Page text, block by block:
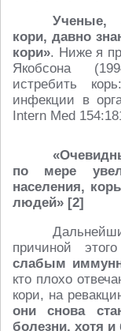
Ученые,
кори, давно
кори». Ниже я
Якобсона
истребить
инфекции в
Intern Med
по мере
населения,
людей» [2]
причиной
слабым
кто плохо
кори, на
они снова
болезни, хотя